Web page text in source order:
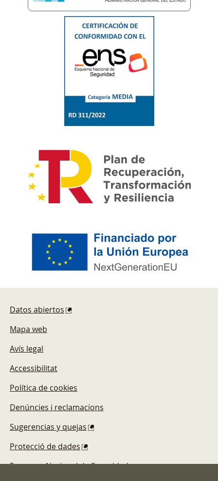
Datos abiertos
Mapa web
Avís legal
Accessibilitat
Política de cookies
Denúncies i reclamacions
Sugerencias y quejas
Protecció de dades
Esquema Nacional de Seguridad